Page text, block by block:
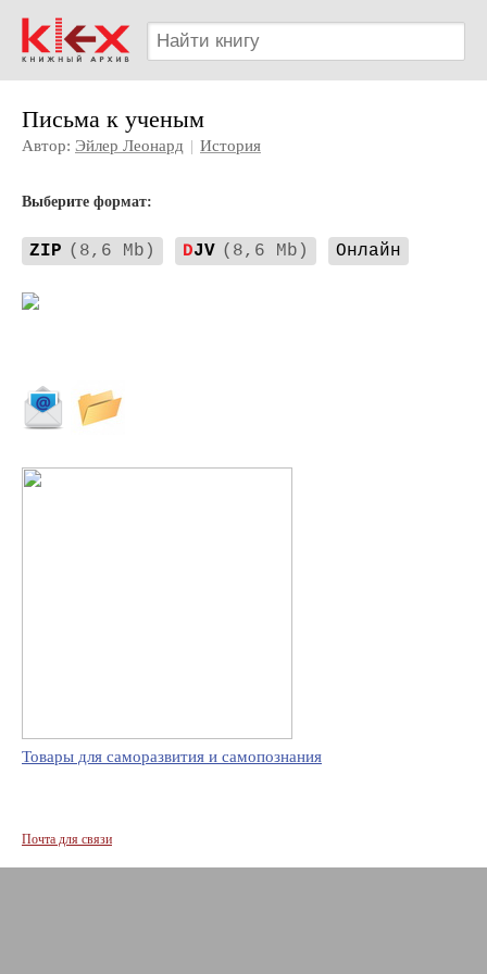
Письма к ученым
Автор: Эйлер Леонард | История
Выберите формат:
ZIP (8,6 Mb) DJV (8,6 Mb) Онлайн
Товары для саморазвития и самопознания
Почта для связи